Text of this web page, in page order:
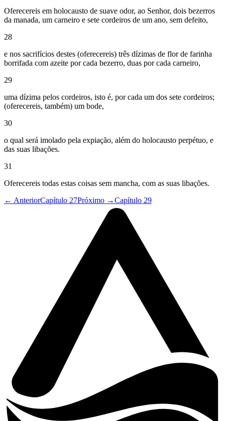
Oferecereis em holocausto de suave odor, ao Senhor, dois bezerros
da manada, um carneiro e sete cordeiros de um ano, sem defeito,
28
e nos sacrifícios destes (oferecereis) três dízimas de flor de farinha
borrifada com azeite por cada bezerro, duas por cada carneiro,
29
uma dízima pelos cordeiros, isto é, por cada um dos sete cordeiros;
(oferecereis, também) um bode,
30
o qual será imolado pela expiação, além do holocausto perpétuo, e
das suas libações.
31
Oferecereis todas estas coisas sem mancha, com as suas libações.
← AnteriorCapítulo 27Próximo →Capítulo 29